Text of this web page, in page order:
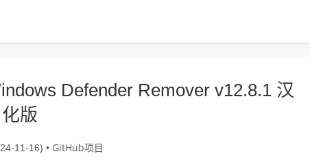
Defender Remover v12.8.1 汉
化版
11-16) • GitHub项目